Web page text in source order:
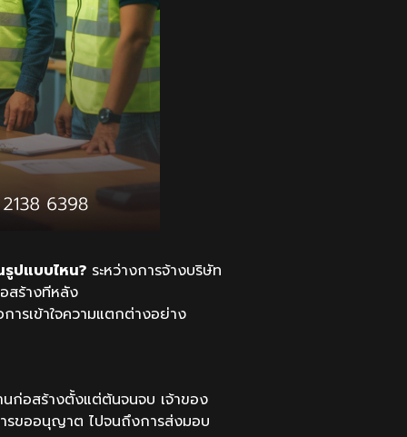
รูปแบบไหน?ระหว่างการจ้างบริษัท
สร้างทีหลัง
รเข้าใจความแตกต่างอย่าง
ก่อสร้างตั้งแต่ต้นจนจบ เจ้าของ
รขออนุญาต ไปจนถึงการส่งมอบ